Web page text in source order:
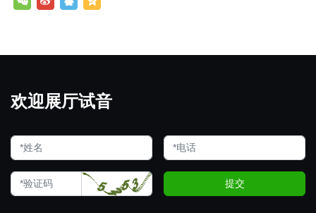
欢迎展厅试音
提交